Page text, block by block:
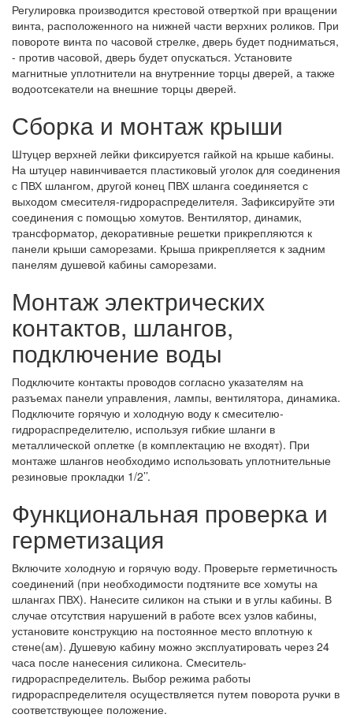
Регулировка производится крестовой отверткой при вращении
винта, расположенного на нижней части верхних роликов. При
повороте винта по часовой стрелке, дверь будет подниматься,
- против часовой, дверь будет опускаться. Установите
магнитные уплотнители на внутренние торцы дверей, а также
водоотсекатели на внешние торцы дверей.
Сборка и монтаж крыши
Штуцер верхней лейки фиксируется гайкой на крыше кабины.
На штуцер навинчивается пластиковый уголок для соединения
с ПВХ шлангом, другой конец ПВХ шланга соединяется с
выходом смесителя-гидрораспределителя. Зафиксируйте эти
соединения с помощью хомутов. Вентилятор, динамик,
трансформатор, декоративные решетки прикрепляются к
панели крыши саморезами. Крыша прикрепляется к задним
панелям душевой кабины саморезами.
Монтаж электрических
контактов, шлангов,
подключение воды
Подключите контакты проводов согласно указателям на
разъемах панели управления, лампы, вентилятора, динамика.
Подключите горячую и холодную воду к смесителю-
гидрораспределителю, используя гибкие шланги в
металлической оплетке (в комплектацию не входят). При
монтаже шлангов необходимо использовать уплотнительные
резиновые прокладки 1/2’’.
Функциональная проверка и
герметизация
Включите холодную и горячую воду. Проверьте герметичность
соединений (при необходимости подтяните все хомуты на
шлангах ПВХ). Нанесите силикон на стыки и в углы кабины. В
случае отсутствия нарушений в работе всех узлов кабины,
установите конструкцию на постоянное место вплотную к
стене(ам). Душевую кабину можно эксплуатировать через 24
часа после нанесения силикона. Смеситель-
гидрораспределитель. Выбор режима работы
гидрораспределителя осуществляется путем поворота ручки в
соответствующее положение.